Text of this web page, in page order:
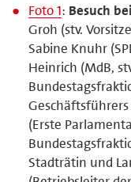
Foto 1: Besuch
Groh (stv.
Sabine Knuhr
Heinrich (MdB,
(Erste
Stadträtin und